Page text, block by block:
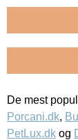
De mest
Porcani.dk,
PetLux.dk og